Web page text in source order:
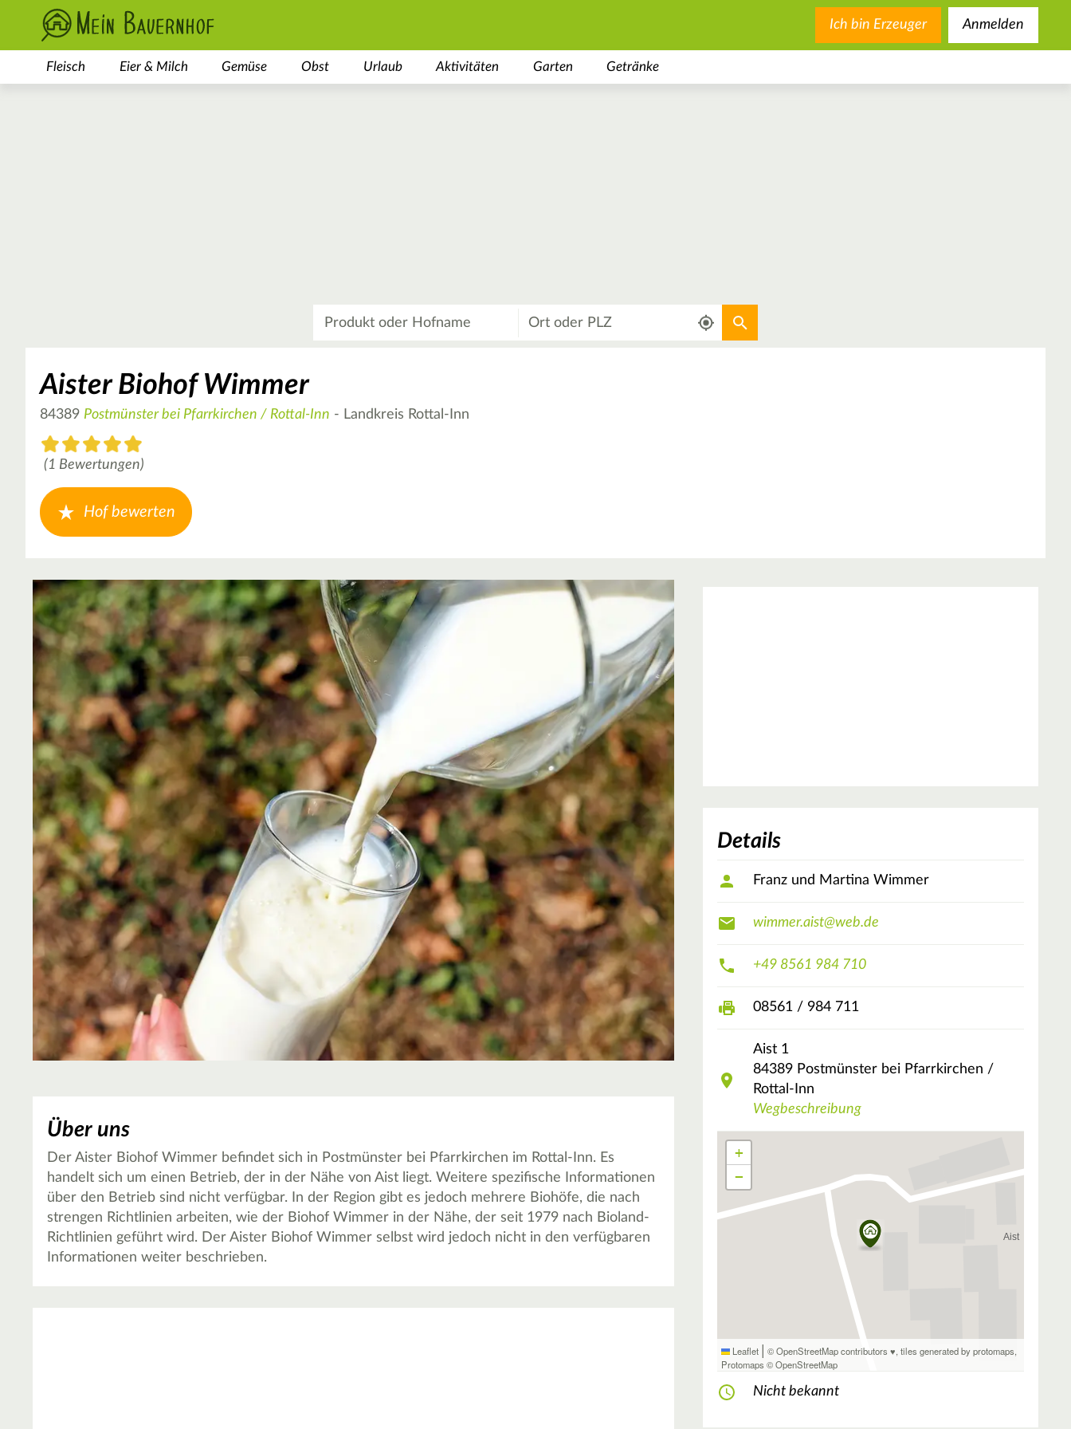
Ich bin Erzeuger Anmelden
Fleisch Eier & Milch Gemüse Obst Urlaub Aktivitäten Garten Getränke
Aktuellen Standort verwenden
Aister Biohof Wimmer
84389 Postmünster bei Pfarrkirchen / Rottal-Inn - Landkreis Rottal-Inn
(1 Bewertungen)
Hof bewerten
Über uns
Der Aister Biohof Wimmer befindet sich in Postmünster bei Pfarrkirchen im Rottal-Inn. Es
handelt sich um einen Betrieb, der in der Nähe von Aist liegt. Weitere spezifische Informationen
über den Betrieb sind nicht verfügbar. In der Region gibt es jedoch mehrere Biohöfe, die nach
strengen Richtlinien arbeiten, wie der Biohof Wimmer in der Nähe, der seit 1979 nach Bioland-
Richtlinien geführt wird. Der Aister Biohof Wimmer selbst wird jedoch nicht in den verfügbaren
Informationen weiter beschrieben.
Details
Franz und Martina Wimmer
wimmer.aist@web.de
+49 8561 984 710
08561 / 984 711
Aist 1
84389 Postmünster bei Pfarrkirchen /
Rottal-Inn
Wegbeschreibung
+
−
Leaflet | © OpenStreetMap contributors ♥,tiles generated by protomaps,
Protomaps ©OpenStreetMap
Nicht bekannt